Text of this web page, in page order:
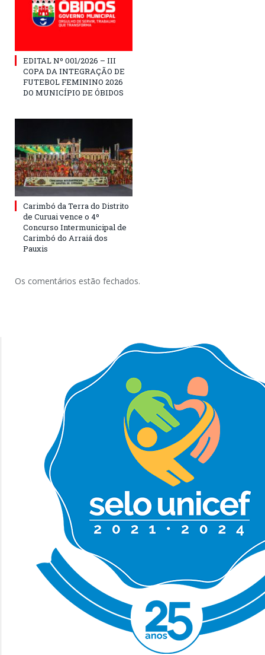
EDITAL Nº 001/2026 – III
COPA DA INTEGRAÇÃO DE
FUTEBOL FEMININO 2026
DO MUNICÍPIO DE ÓBIDOS
Carimbó da Terra do Distrito
de Curuai vence o 4º
Concurso Intermunicipal de
Carimbó do Arraiá dos
Pauxis
Os comentários estão fechados.